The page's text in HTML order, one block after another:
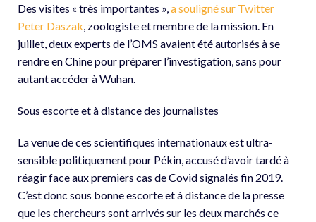
Des visites « très importantes »,a souligné sur Twitter
Peter Daszak, zoologiste et membre de la mission. En
juillet, deux experts de l’OMS avaient été autorisés à se
rendre en Chine pour préparer l’investigation, sans pour
autant accéder à Wuhan.
Sous escorte et à distance des journalistes
La venue de ces scientifiques internationaux est ultra-
sensible politiquement pour Pékin, accusé d’avoir tardé à
réagir face aux premiers cas de Covid signalés fin 2019.
C’est donc sous bonne escorte et à distance de la presse
que les chercheurs sont arrivés sur les deux marchés ce